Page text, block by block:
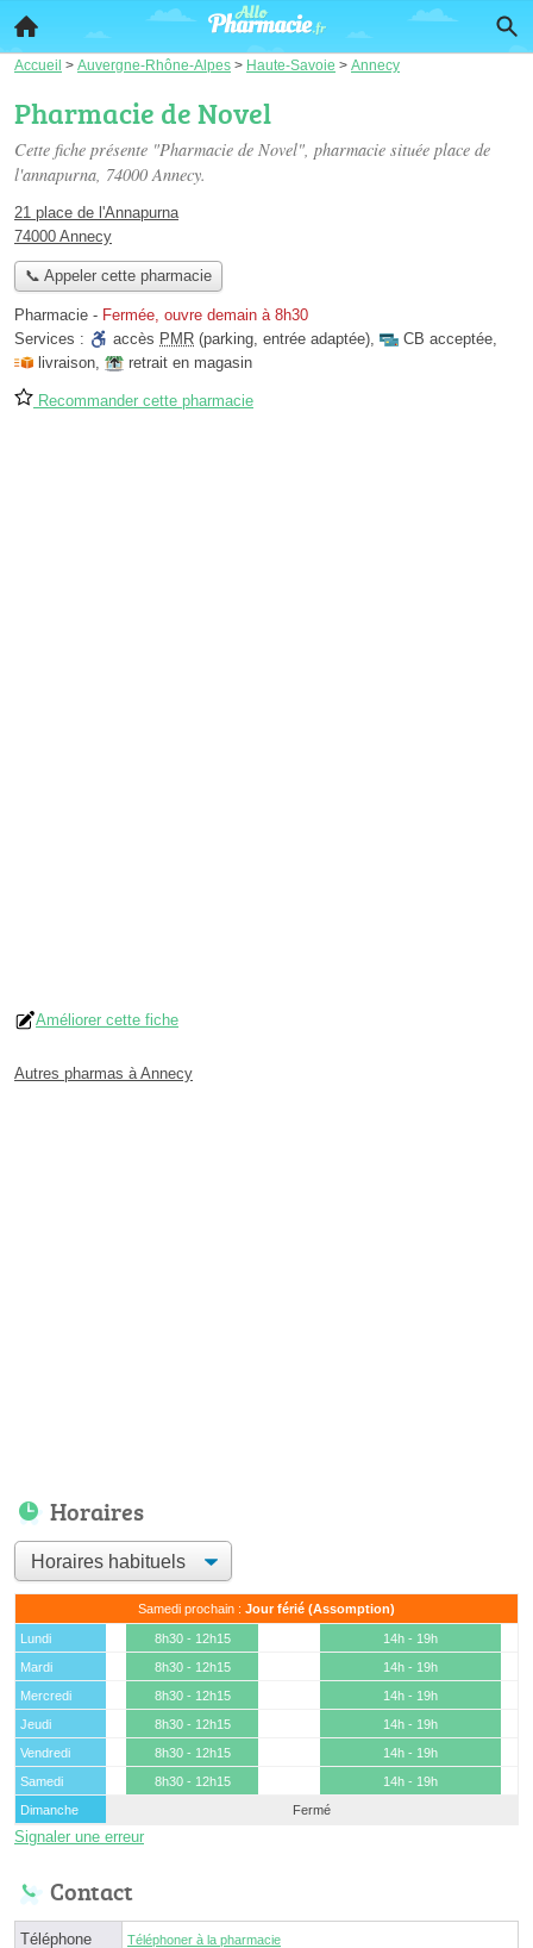
Accueil > Auvergne-Rhône-Alpes > Haute-Savoie > Annecy
Pharmacie de Novel
Cette fiche présente "Pharmacie de Novel", pharmacie située place de
l'annapurna, 74000 Annecy.
21 place de l'Annapurna
74000 Annecy
📞 Appeler cette pharmacie
Pharmacie - Fermée, ouvre demain à 8h30
Services :
accès PMR (parking, entrée adaptée), CB acceptée,
livraison, retrait en magasin
Recommander cette pharmacie
Améliorer cette fiche
Autres pharmas à Annecy
Horaires
Samedi prochain : Jour férié (Assomption)
Lundi 8h30 - 12h15
14h - 19h
Mardi
8h30 - 12h15
14h - 19h
Mercredi
8h30 - 12h15
14h - 19h
Jeudi
8h30 - 12h15
14h - 19h
Vendredi
8h30 - 12h15
14h - 19h
Samedi
8h30 - 12h15
14h - 19h
Dimanche
Fermé
Signaler une erreur
Contact
Téléphone Téléphoner à la pharmacie